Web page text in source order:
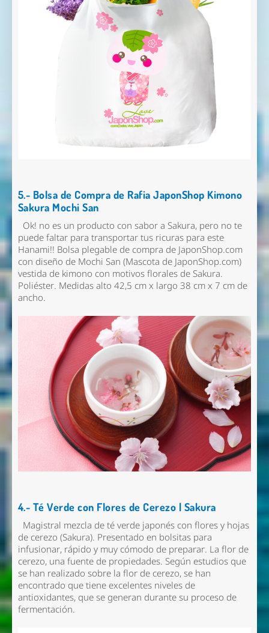
5.- Bolsa de Compra de Rafia JaponShop Kimono
Sakura Mochi San
Ok! no es un producto con sabor a Sakura, pero no te
puede faltar para transportar tus ricuras para este
Hanami!! Bolsa plegable de compra de JaponShop.com
con diseño de Mochi San (Mascota de JaponShop.com)
vestida de kimono con motivos florales de Sakura.
Poliéster. Medidas alto 42,5 cm x largo 38 cm x 7 cm de
ancho.
4.- Té Verde con Flores de Cerezo | Sakura
Magistral mezcla de té verde japonés con flores y hojas
de cerezo (Sakura). Presentado en bolsitas para
infusionar, rápido y muy cómodo de preparar. La flor de
cerezo, una fuente de propiedades. Según estudios que
se han realizado sobre la flor de cerezo, se han
encontrado que tiene excelentes niveles de
antioxidantes, que se generan durante su proceso de
fermentación.